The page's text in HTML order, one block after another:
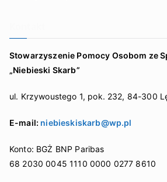
Stowarzyszenie Pomocy Osobom ze
„Niebieski Skarb”
ul. Krzywoustego 1, pok. 232, 84-300
E-mail: niebieskiskarb@wp.pl
Konto: BGŻ BNP Paribas
68 2030 0045 1110 0000 0277 8610